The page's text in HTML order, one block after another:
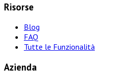
Risorse
Blog
FAQ
Tutte le Funzionalità
Azienda